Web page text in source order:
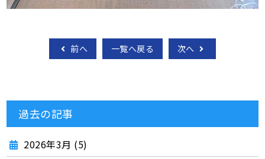
前へ 一覧へ戻る 次へ
過去の記事
2026年3月 (5)